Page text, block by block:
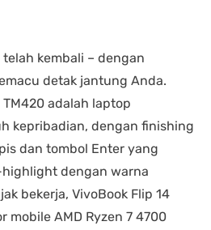
telah kembali – dengan
detak jantung Anda.
TM420 adalah laptop
kepribadian, dengan finishing
dan tombol Enter yang
dengan warna
bekerja, VivoBook Flip 14
mobile AMD Ryzen 7 4700